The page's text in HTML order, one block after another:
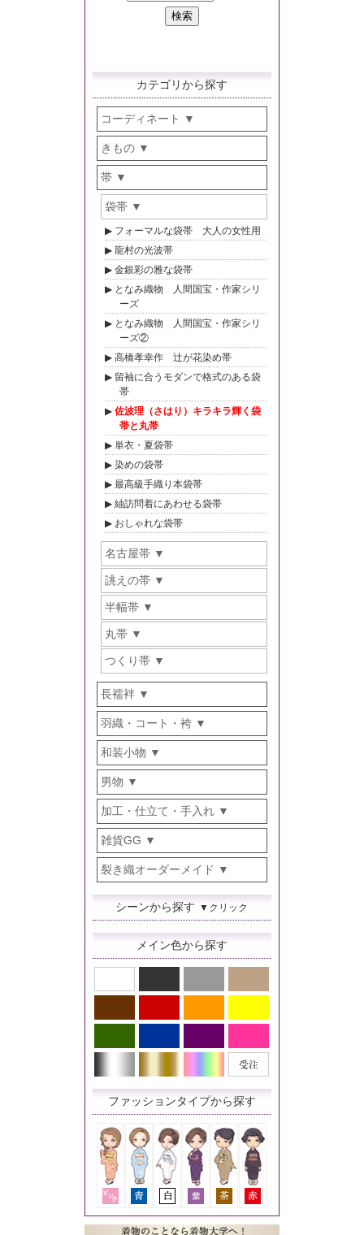
カテゴリから探す
コーディネート
きもの
帯
袋帯
フォーマルな袋帯 大人の女性用
龍村の光波帯
金銀彩の雅な袋帯
となみ織物 人間国宝・作家シリ
ーズ
となみ織物 人間国宝・作家シリ
ーズ②
高橋孝幸作 辻が花染め帯
留袖に合うモダンで格式のある袋
帯
佐波理（さはり）キラキラ輝く袋
帯と丸帯
単衣・夏袋帯
染めの袋帯
最高級手織り本袋帯
紬訪問着にあわせる袋帯
おしゃれな袋帯
名古屋帯
誂えの帯
半幅帯
丸帯
つくり帯
長襦袢
羽織・コート・袴
和装小物
男物
加工・仕立て・手入れ
雑貨GG
裂き織オーダーメイド
シーンから探す ▼クリック
メイン色から探す
ファッションタイプから探す